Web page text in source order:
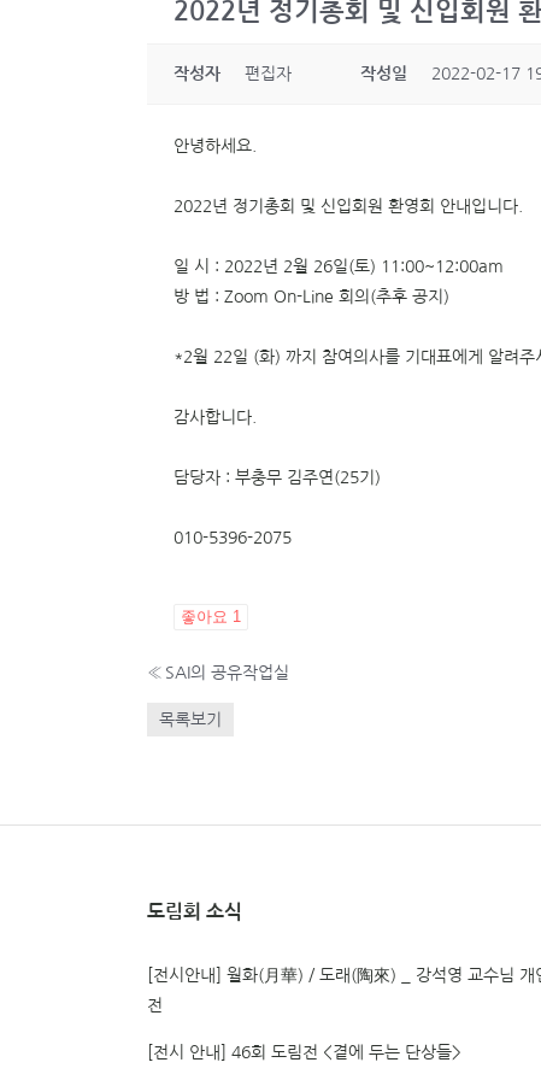
2022년 정기총회 및 신입회원
작성자 편집자 작성일 2022-02-17
안녕하세요.
2022년 정기총회 및 신입회원 환영회 안내입니다.
일 시 : 2022년 2월 26일(토) 11:00~12:00am
방 법 : Zoom On-Line 회의(추후 공지)
*2월 22일 (화) 까지 참여의사를 기대표에게 알려주
감사합니다.
담당자 : 부충무 김주연(25기)
010-5396-2075
좋아요 1
« SAI의 공유작업실
목록보기
도림회 소식
[전시안내] 월화(月華) / 도래(陶來) _ 강석영 교수님 개
전
[전시 안내] 46회 도림전 <곁에 두는 단상들>